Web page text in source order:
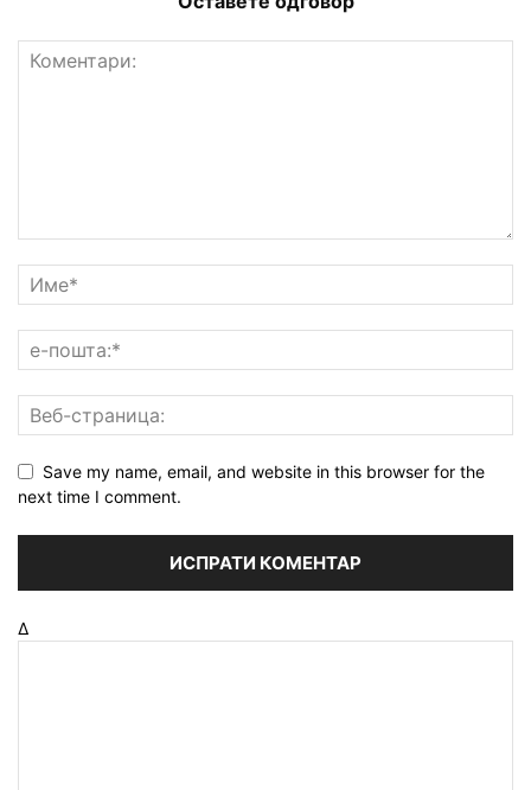
Save my name, email, and website in this browser for the
next time I comment.
Δ